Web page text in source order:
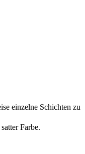
einzelne Schichten zu
Farbe.